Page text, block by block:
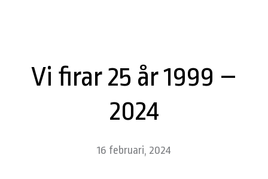
Vi firar 25 år 1999 –
2024
16 februari, 2024